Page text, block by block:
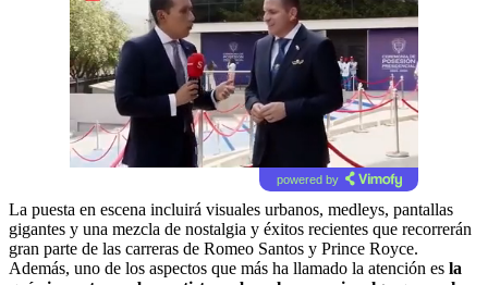
powered by
La puesta en escena incluirá visuales urbanos, medleys, pantallas
gigantes y una mezcla de nostalgia y éxitos recientes que recorrerán
gran parte de las carreras de Romeo Santos y Prince Royce.
Además, uno de los aspectos que más ha llamado la atención es la